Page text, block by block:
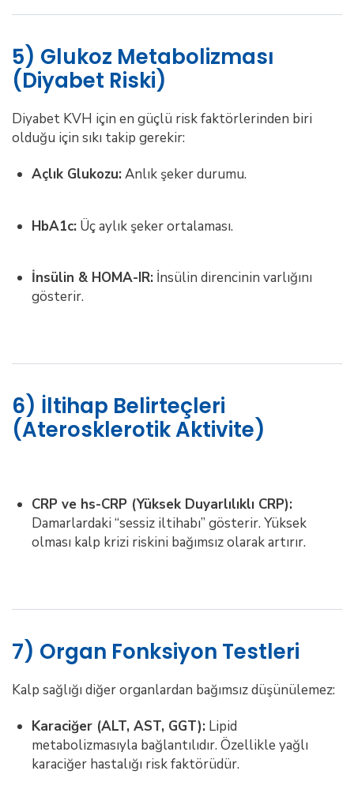
5) Glukoz Metabolizması
(Diyabet Riski)
Diyabet KVH için en güçlü risk faktörlerinden biri
olduğu için sıkı takip gerekir:
Açlık Glukozu:Anlık şeker durumu.
HbA1c: Üç aylık şeker ortalaması.
İnsülin & HOMA-IR: İnsülin direncinin varlığını
gösterir.
6) İltihap Belirteçleri
(Aterosklerotik Aktivite)
CRP ve hs-CRP (Yüksek Duyarlılıklı CRP):
Damarlardaki “sessiz iltihabı” gösterir. Yüksek
olması kalp krizi riskini bağımsız olarak artırır.
7) Organ Fonksiyon Testleri
Kalp sağlığı diğer organlardan bağımsız düşünülemez:
Karaciğer (ALT, AST, GGT): Lipid
metabolizmasıyla bağlantılıdır. Özellikle yağlı
karaciğer hastalığı risk faktörüdür.